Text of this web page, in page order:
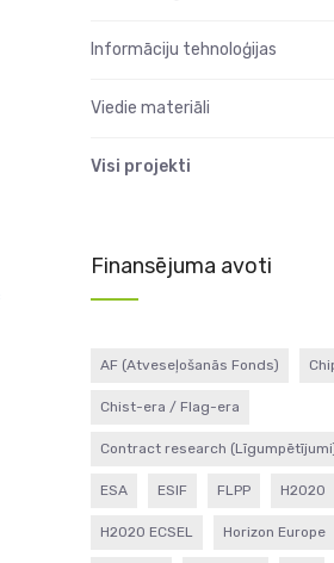
Informāciju tehnoloģijas
Viedie materiāli
Visi projekti
Finansējuma avoti
AF (Atveseļošanās Fonds)
Chist-era / Flag-era
Contract research
ESA ESIF FLPP H2020
H2020 ECSEL Horizon Europe